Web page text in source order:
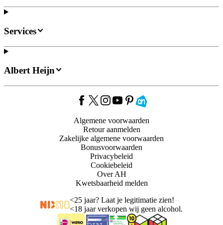
Services
Albert Heijn
Algemene voorwaarden
Retour aanmelden
Zakelijke algemene voorwaarden
Bonusvoorwaarden
Privacybeleid
Cookiebeleid
Over AH
Kwetsbaarheid melden
<25 jaar? Laat je legitimatie zien!
<18 jaar verkopen wij geen alcohol.